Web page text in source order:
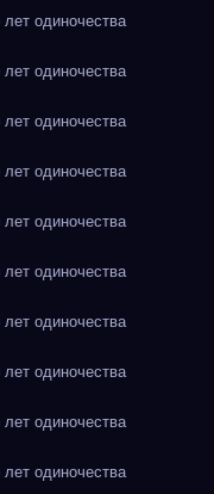
одиночества
одиночества
одиночества
одиночества
одиночества
одиночества
одиночества
одиночества
одиночества
одиночества